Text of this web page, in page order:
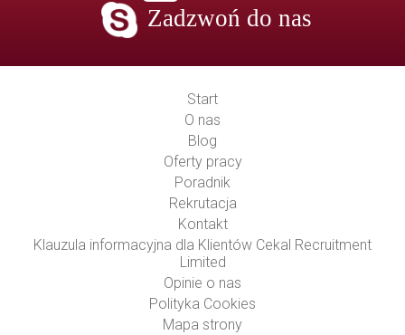
Zadzwoń do nas
Start
O nas
Blog
Oferty pracy
Poradnik
Rekrutacja
Kontakt
Klauzula informacyjna dla Klientów Cekal Recruitment
Limited
Opinie o nas
Polityka Cookies
Mapa strony